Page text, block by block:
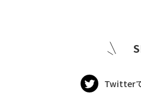
Twitter